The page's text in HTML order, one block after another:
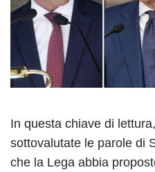
In questa chiave di
sottovalutate le parole di
che la Lega abbia